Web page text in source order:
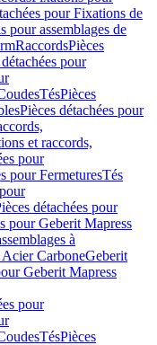
pour Fixations de
pour assemblages de
RaccordsPièces
pour
TésPièces
Pièces détachées pour
et raccords,
pour
pour FermeturesTés
détachées pour
pour Geberit Mapress
à
CarboneGeberit
Geberit Mapress
pour
TésPièces